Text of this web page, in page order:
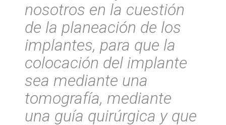
nosotros en la cuestión
de la planeación de los
implantes, para que la
colocación del implante
sea mediante una
tomografía, mediante
una guía quirúrgica y que